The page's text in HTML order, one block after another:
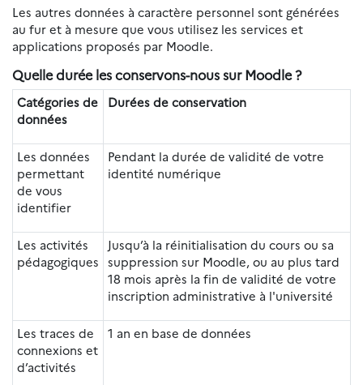
Les autres données à caractère personnel sont générées
au fur et à mesure que vous utilisez les services et
applications proposés par Moodle.
Quelle durée les conservons-nous sur Moodle ?
Catégories de
données
Durées de conservation
Les données
permettant
de vous
identifier
Pendant la durée de validité de votre
identité numérique
Les activités
pédagogiques
Jusqu’à la réinitialisation du cours ou sa
suppression sur Moodle, ou au plus tard
18 mois après la fin de validité de votre
inscription administrative à l'université
Les traces de
connexions et
d’activités
1 an en base de données